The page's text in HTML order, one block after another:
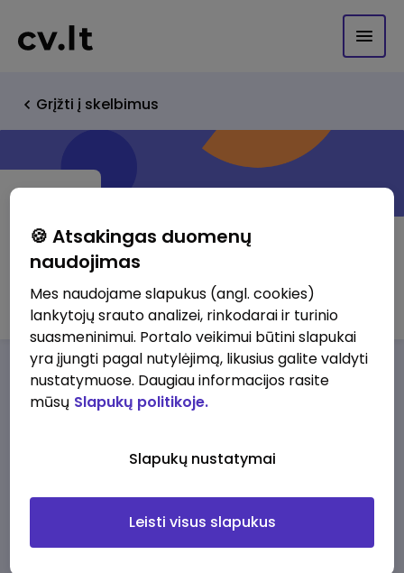
Grįžti į skelbimus
Inspirare, UAB
Darbo pasiūlymaiApie musPrivalumai
darbo pasiūlymų
🍪 Atsakingas duomenų
naudojimas
Mes naudojame slapukus (angl. cookies)
lankytojų srauto analizei, rinkodarai ir turinio
suasmeninimui. Portalo veikimui būtini slapukai
yra įjungti pagal nutylėjimą, likusius galite valdyti
nustatymuose. Daugiau informacijos rasite
mūsų Slapukų politikoje.
Slapukų nustatymai
Leisti visus slapukus